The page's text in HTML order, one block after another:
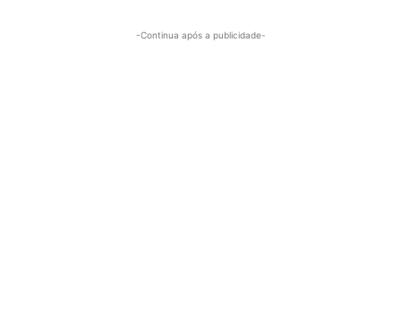
-Continua após a publicidade-